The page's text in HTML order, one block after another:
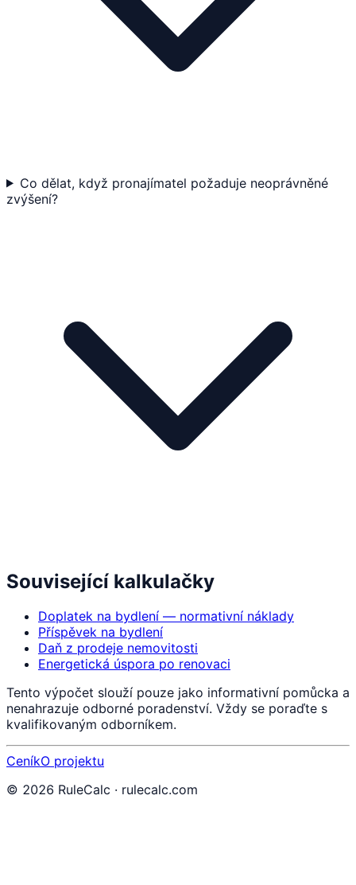
Co dělat, když pronajímatel požaduje neoprávněné
zvýšení?
Související kalkulačky
Doplatek na bydlení — normativní náklady
Příspěvek na bydlení
Daň z prodeje nemovitosti
Energetická úspora po renovaci
Tento výpočet slouží pouze jako informativní pomůcka a
nenahrazuje odborné poradenství. Vždy se poraďte s
kvalifikovaným odborníkem.
CeníkO projektu
© 2026 RuleCalc · rulecalc.com